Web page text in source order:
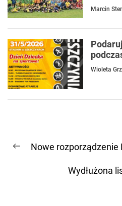
Marcin
Wioleta
wpisu
Previous
Nowe rozporządzenie
Wydłużona